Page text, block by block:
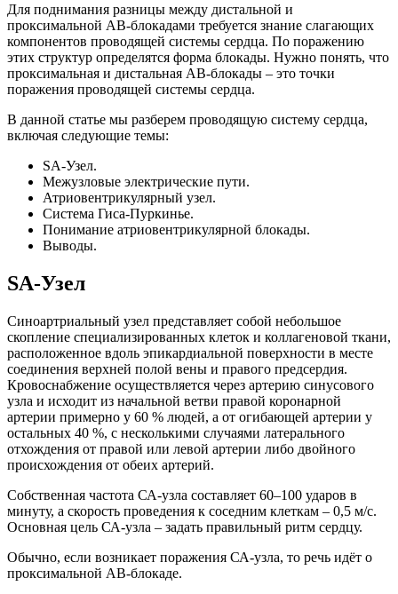
Для поднимания разницы между дистальной и
проксимальной АВ-блокадами требуется знание слагающих
компонентов проводящей системы сердца. По поражению
этих структур определятся форма блокады. Нужно понять, что
проксимальная и дистальная АВ-блокады – это точки
поражения проводящей системы сердца.
В данной статье мы разберем проводящую систему сердца,
включая следующие темы:
SA-Узел.
Межузловые электрические пути.
Атриовентрикулярный узел.
Система Гиса-Пуркинье.
Понимание атриовентрикулярной блокады.
Выводы.
SA-Узел
Синоартриальный узел представляет собой небольшое
скопление специализированных клеток и коллагеновой ткани,
расположенное вдоль эпикардиальной поверхности в месте
соединения верхней полой вены и правого предсердия.
Кровоснабжение осуществляется через артерию синусового
узла и исходит из начальной ветви правой коронарной
артерии примерно у 60 % людей, а от огибающей артерии у
остальных 40 %, с несколькими случаями латерального
отхождения от правой или левой артерии либо двойного
происхождения от обеих артерий.
Собственная частота СА-узла составляет 60–100 ударов в
минуту, а скорость проведения к соседним клеткам – 0,5 м/с.
Основная цель СА-узла – задать правильный ритм сердцу.
Обычно, если возникает поражения СА-узла, то речь идёт о
проксимальной АВ-блокаде.